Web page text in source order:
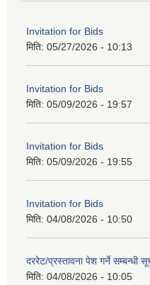
Invitation for Bids
मिति: 05/27/2026 - 10:13
Invitation for Bids
मिति: 05/09/2026 - 19:57
Invitation for Bids
मिति: 05/09/2026 - 19:55
Invitation for Bids
मिति: 04/08/2026 - 10:50
दररेट/प्रस्तावना पेश गर्ने सम्बन्धी
मिति: 04/08/2026 - 10:05